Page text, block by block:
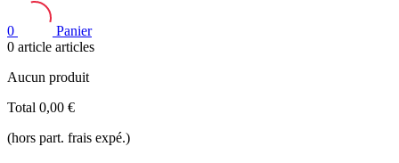
0
Panier
0 article articles
Aucun produit
Total 0,00 €
(hors part. frais expé.)